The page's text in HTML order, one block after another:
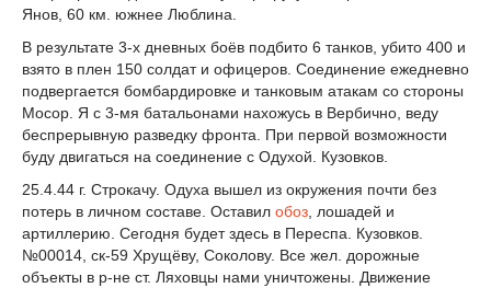
Янов, 60 км. южнее Люблина.
В результате 3-х дневных боёв подбито 6 танков, убито 400 и
взято в плен 150 солдат и офицеров. Соединение ежедневно
подвергается бомбардировке и танковым атакам со стороны
Мосор. Я с 3-мя батальонами нахожусь в Вербично, веду
беспрерывную разведку фронта. При первой возможности
буду двигаться на соединение с Одухой. Кузовков.
25.4.44 г. Строкачу. Одуха вышел из окружения почти без
потерь в личном составе. Оставил обоз , лошадей и
артиллерию. Сегодня будет здесь в Переспа. Кузовков.
№00014, ск-59 Хрущёву, Соколову. Все жел. дорожные
объекты в р-не ст. Ляховцы нами уничтожены. Движение